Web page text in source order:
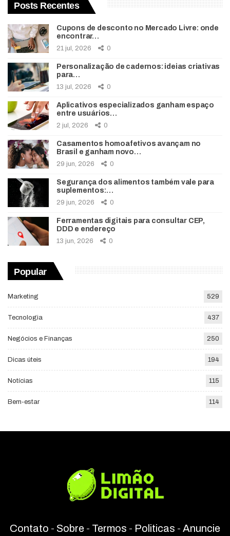
Posts Recentes
Cupons de desconto no Mercado Livre: onde
encontrar…
21 jul, 2026 0
Personalização de cadernos: ideias criativas
para…
13 jul, 2026 0
Aplicativos especializados ganham espaço
entre usuários…
2 jul, 2026 0
Casamentos homoafetivos avançam no
Brasil e ganham novo…
29 jun, 2026 0
Segurança dos alimentos também vale para
suplementos:…
29 jun, 2026 0
Ferramentas digitais para consultar CEP,
DDD e endereço
13 jun, 2026 0
Popular
Marketing 529
Tecnologia 437
Negócios e Finanças 250
Dicas úteis 194
Notícias 115
Bem-estar 114
Contato - Sobre - Termos - Politicas - Anuncie